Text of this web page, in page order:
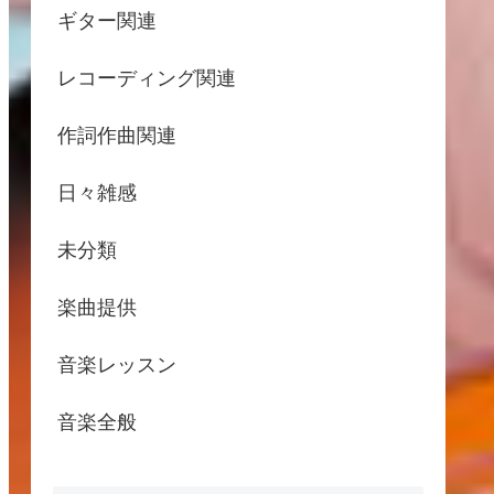
ギター関連
レコーディング関連
作詞作曲関連
日々雑感
未分類
楽曲提供
音楽レッスン
音楽全般